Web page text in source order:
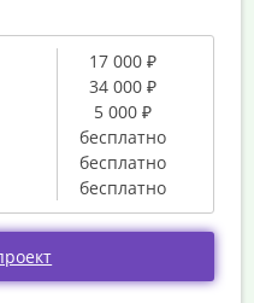
17 000 ₽
34 000 ₽
5 000 ₽
бесплатно
бесплатно
бесплатно